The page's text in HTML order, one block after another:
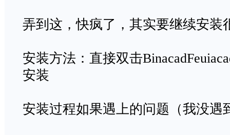
弄到这，快疯了，其实要继续安装
安装方法：直接双击
安装
安装过程如果遇上的问题（我没遇